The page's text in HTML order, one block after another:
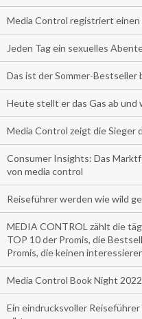
Media Control registriert
Jeden Tag ein sexuelles
Das ist der Sommer-Bestseller
Heute stellt er das Gas ab und
Media Control zeigt die Sieger
Consumer Insights: Das
von media control
Reiseführer werden wie wild
MEDIA CONTROL zählt die
TOP 10 der Promis, die
Promis, die keinen
Media Control Book Night 2022
Ein eindrucksvoller